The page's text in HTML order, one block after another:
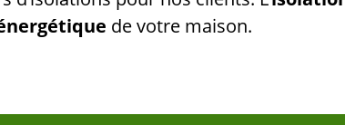
de votre maison.